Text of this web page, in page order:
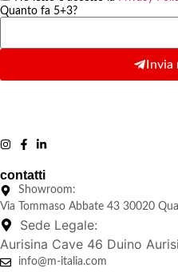
Quanto fa 5+3?
contatti
Showroom:
Via Tommaso Abbate 43 30020
Sede Legale:
Aurisina Cave 46 Duino
info@m-italia.com